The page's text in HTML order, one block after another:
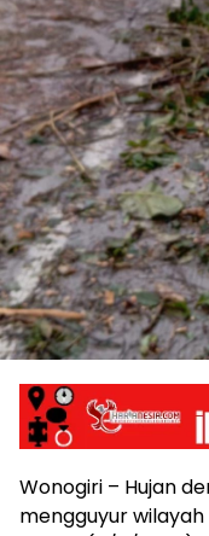
Wonogiri – Hujan
mengguyur